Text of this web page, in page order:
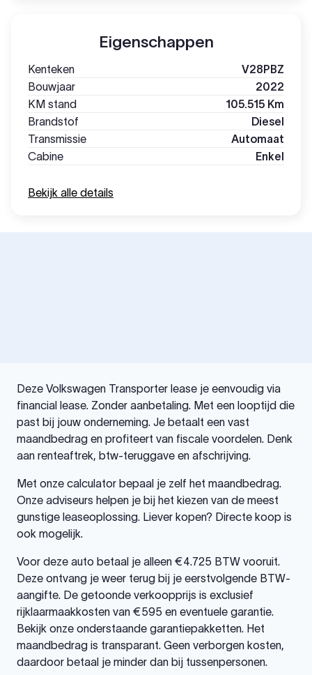
Eigenschappen
Kenteken
V28PBZ
Bouwjaar
2022
KM stand
105.515 Km
Brandstof
Diesel
Transmissie
Automaat
Cabine
Enkel
Bekijk alle details
Deze Volkswagen Transporter lease je eenvoudig via
financial lease. Zonder aanbetaling. Met een looptijd die
past bij jouw onderneming. Je betaalt een vast
maandbedrag en profiteert van fiscale voordelen. Denk
aan renteaftrek, btw-teruggave en afschrijving.
Met onze calculator bepaal je zelf het maandbedrag.
Onze adviseurs helpen je bij het kiezen van de meest
gunstige leaseoplossing. Liever kopen? Directe koop is
ook mogelijk.
Voor deze auto betaal je alleen €4.725 BTW vooruit.
Deze ontvang je weer terug bij je eerstvolgende BTW-
aangifte. De getoonde verkoopprijs is exclusief
rijklaarmaakkosten van €595 en eventuele garantie.
Bekijk onze onderstaande garantiepakketten. Het
maandbedrag is transparant. Geen verborgen kosten,
daardoor betaal je minder dan bij tussenpersonen.